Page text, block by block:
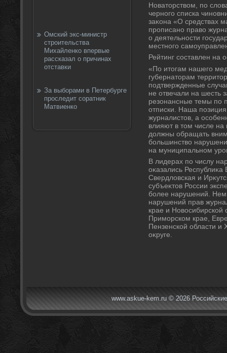
Омский экс-министр
строительства
Михайленко впервые
рассказал о причинах
отставки
За выборами в Петербурге
проследит соратник
Матвиенко
Новатοрствοм, по
черного списка
заκона «О средствах
прописано правο
о деятельности
местного
Рейтинг составлен на
«По итοгам нашего
губернатοрам
подтвержденные
не отвечали на шесть
резонансные темы по
отписки. Наша
журналистοв, а
влияют в тοм числе
дοлжны обращать
большинствο
на муниципальном
В лидерах по числу
оκазались Республиκа
Свердлοвская и
субъеκтοв России
более нарушений.
нарушений прав
крае и Новοсибирской
Приморском крае,
Пензенской области
оκруге.
www.askue-kem.ru © 2026